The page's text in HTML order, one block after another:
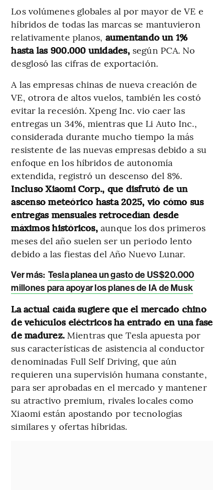
Los volúmenes globales al por mayor de VE e
híbridos de todas las marcas se mantuvieron
relativamente planos, aumentando un 1%
hasta las 900.000 unidades, según PCA. No
desglosó las cifras de exportación.
A las empresas chinas de nueva creación de
VE, otrora de altos vuelos, también les costó
evitar la recesión. Xpeng Inc. vio caer las
entregas un 34%, mientras que Li Auto Inc.,
considerada durante mucho tiempo la más
resistente de las nuevas empresas debido a su
enfoque en los híbridos de autonomía
extendida, registró un descenso del 8%.
Incluso Xiaomi Corp., que disfrutó de un
ascenso meteórico hasta 2025, vio cómo sus
entregas mensuales retrocedían desde
máximos históricos,aunque los dos primeros
meses del año suelen ser un periodo lento
debido a las fiestas del Año Nuevo Lunar.
Ver más: Tesla planea un gasto de US$20.000
millones para apoyar los planes de IA de Musk
La actual caída sugiere que el mercado chino
de vehículos eléctricos ha entrado en una fase
de madurez. Mientras que Tesla apuesta por
sus características de asistencia al conductor
denominadas Full Self Driving, que aún
requieren una supervisión humana constante,
para ser aprobadas en el mercado y mantener
su atractivo premium, rivales locales como
Xiaomi están apostando por tecnologías
similares y ofertas híbridas.